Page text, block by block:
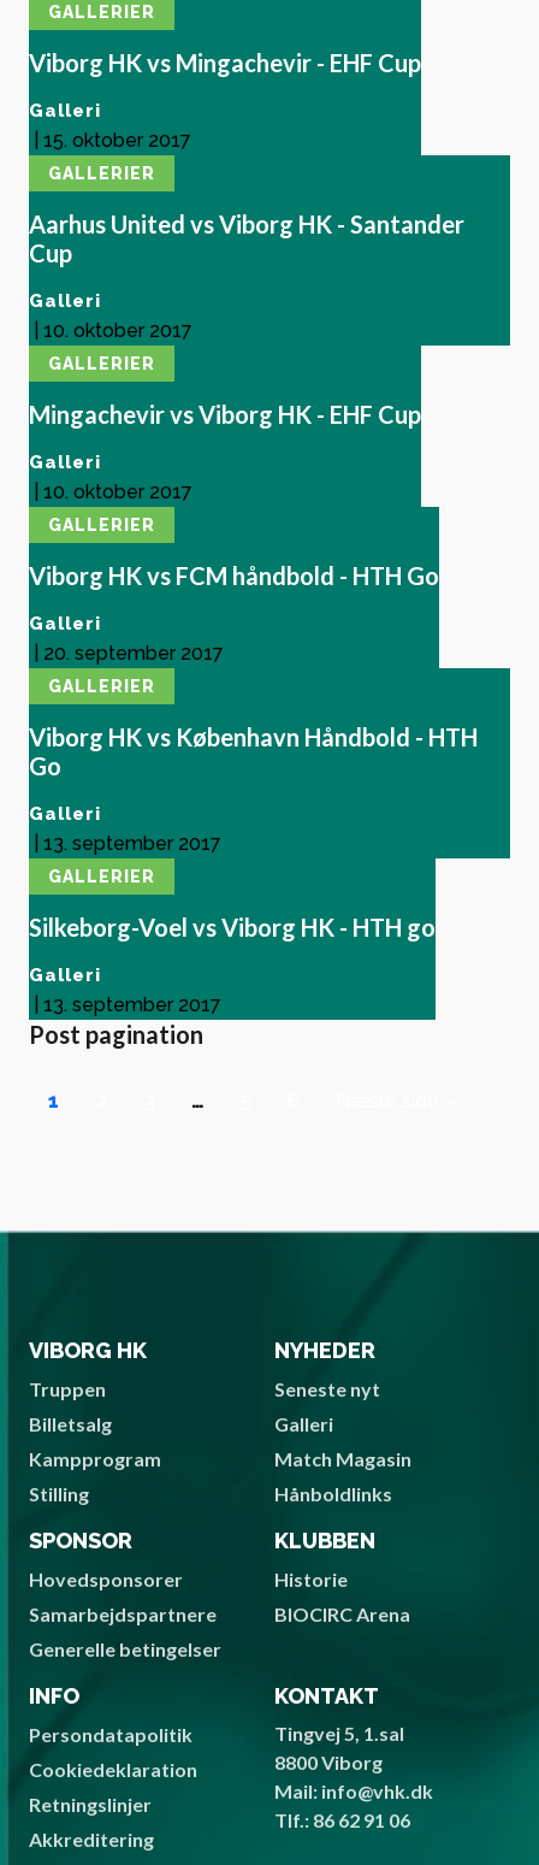
GALLERIER
Viborg HK vs Mingachevir - EHF Cup
Galleri
15. oktober 2017
GALLERIER
Aarhus United vs Viborg HK - Santander
Cup
Galleri
10. oktober 2017
GALLERIER
Mingachevir vs Viborg HK - EHF Cup
Galleri
10. oktober 2017
GALLERIER
Viborg HK vs FCM håndbold - HTH Go
Galleri
20. september 2017
GALLERIER
Viborg HK vs København Håndbold - HTH
Go
Galleri
13. september 2017
GALLERIER
Silkeborg-Voel vs Viborg HK - HTH go
Galleri
13. september 2017
Post pagination
1 …
VIBORG HK
Truppen
Billetsalg
Kampprogram
Stilling
NYHEDER
Seneste nyt
Galleri
Match Magasin
Hånboldlinks
SPONSOR
Hovedsponsorer
Samarbejdspartnere
Generelle betingelser
KLUBBEN
Historie
BIOCIRC Arena
INFO
Persondatapolitik
Cookiedeklaration
Retningslinjer
Akkreditering
KONTAKT
Tingvej 5, 1.sal
8800 Viborg
Mail: info@vhk.dk
Tlf.: 86 62 91 06